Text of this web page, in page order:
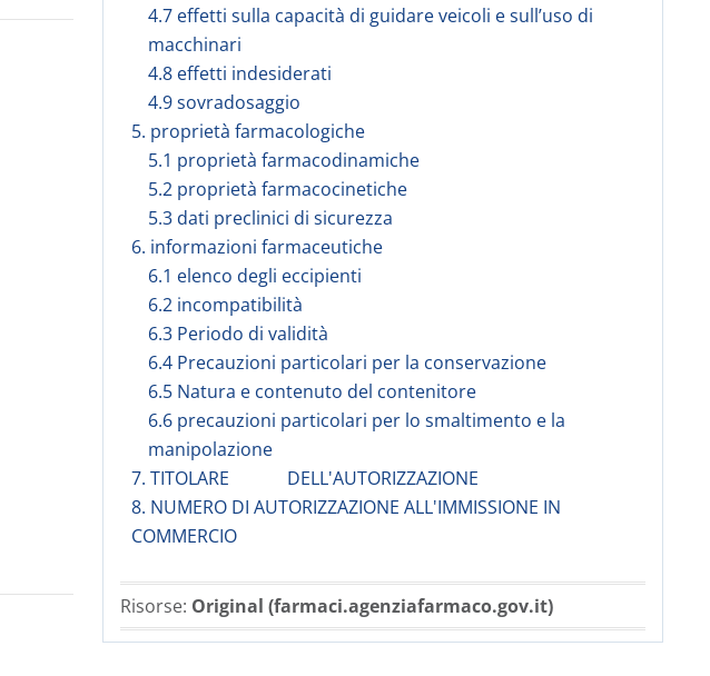
4.7 effetti sulla capacità di guidare veicoli e sull’uso di
macchinari
4.8 effetti indesiderati
4.9 sovradosaggio
5. proprietà farmacologiche
5.1 proprietà farmacodinamiche
5.2 proprietà farmacocinetiche
5.3 dati preclinici di sicurezza
6. informazioni farmaceutiche
6.1 elenco degli eccipienti
6.2 incompatibilità
6.3 Periodo di validità
6.4 Precauzioni particolari per la conservazione
6.5 Natura e contenuto del contenitore
6.6 precauzioni particolari per lo smaltimento e la
manipolazione
7. TITOLARE DELL'AUTORIZZAZIONE
8. NUMERO DI AUTORIZZAZIONE ALL'IMMISSIONE IN
COMMERCIO
Risorse: Original (farmaci.agenziafarmaco.gov.it)